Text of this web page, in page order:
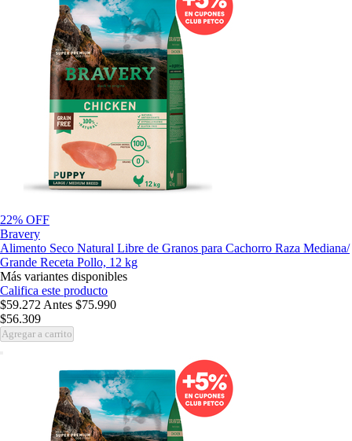
22% OFF
Bravery
Alimento Seco Natural Libre de Granos para Cachorro Raza Mediana/
Grande Receta Pollo, 12 kg
Más variantes disponibles
Califica este producto
$59.272 Antes $75.990
$56.309
Agregar a carrito